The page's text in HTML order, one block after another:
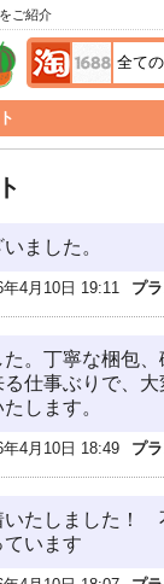
ご紹介
ました。
年4月10日 19:11 プ
。丁寧な梱包
仕事ぶりで、
します。
年4月10日 18:49 プ
いたしました！
ています